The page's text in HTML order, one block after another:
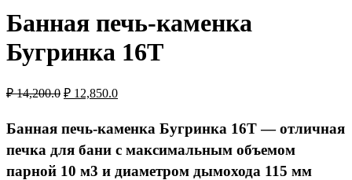
Банная печь-каменка
Бугринка 16Т
₽14,200.0 Первоначальная
₽ 14,200.0.
₽ 12,850.0Текущая
₽ 12,850.0.
Банная печь-каменка Бугринка 16Т — отличная
печка для бани с максимальным объемом
парной 10 м3 и диаметром дымохода 115 мм